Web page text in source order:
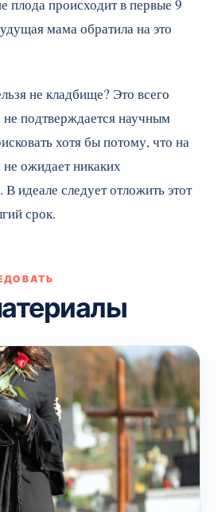
плода происходит в первые 9
мама обратила на это
не кладбище? Это всего
подтверждается научным
хотя бы потому, что на
ожидает никаких
идеале следует отложить этот
срок.